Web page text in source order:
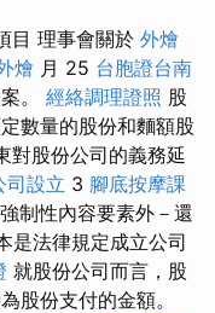
目 理事會關於 外燴
燴 月 25 台胞證台南
。 經絡調理證照 股
數量的股份和麵額股
對股份公司的義務延
司設立 3 腳底按摩課
制性內容要素外－還
是法律規定成立公司
就股份公司而言，股
股份支付的金額。